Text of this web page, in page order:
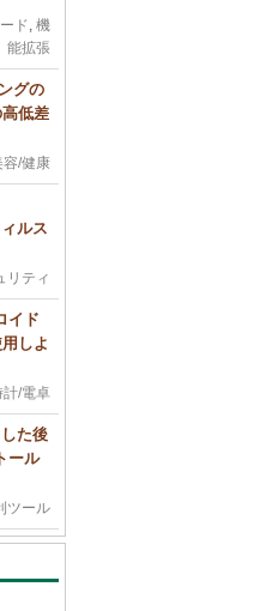
ド, 機
能拡張
グの
低差
容/健康
ルス
リティ
イド
しよ
計/電卓
た後
ール
ツール